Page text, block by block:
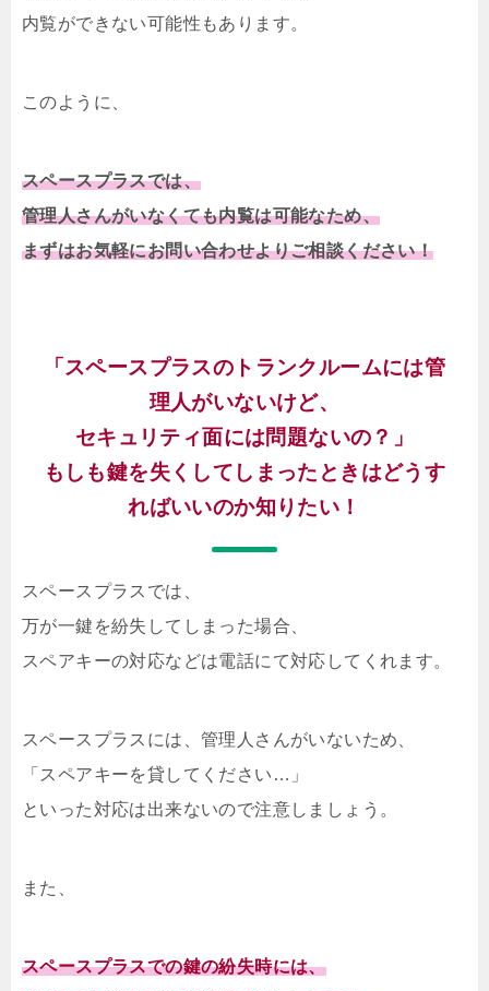
内覧ができない可能性もあります。
このように、
スペースプラスでは、
管理人さんがいなくても内覧は可能なため、
まずはお気軽にお問い合わせよりご相談ください！
「スペースプラスのトランクルームには管
理人がいないけど、
セキュリティ面には問題ないの？」
もしも鍵を失くしてしまったときはどうす
ればいいのか知りたい！
スペースプラスでは、
万が一鍵を紛失してしまった場合、
スペアキーの対応などは電話にて対応してくれます。
スペースプラスには、管理人さんがいないため、
「スペアキーを貸してください…」
といった対応は出来ないので注意しましょう。
また、
スペースプラスでの鍵の紛失時には、